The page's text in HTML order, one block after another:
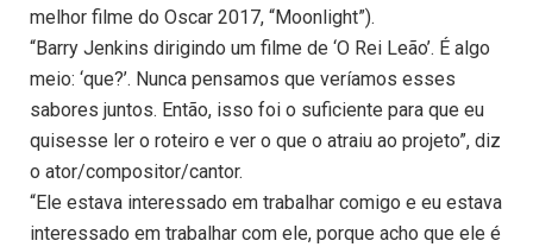
melhor filme do Oscar 2017, “Moonlight”).
“Barry Jenkins dirigindo um filme de ‘O Rei Leão’. É algo
meio: ‘que?’. Nunca pensamos que veríamos esses
sabores juntos. Então, isso foi o suficiente para que eu
quisesse ler o roteiro e ver o que o atraiu ao projeto”, diz
o ator/compositor/cantor.
“Ele estava interessado em trabalhar comigo e eu estava
interessado em trabalhar com ele, porque acho que ele é